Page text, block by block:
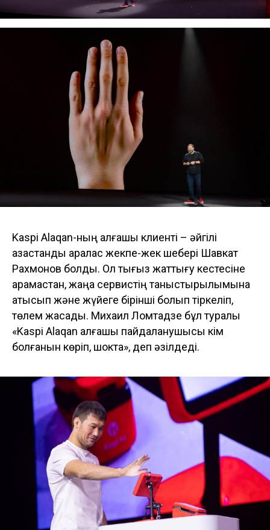
Kaspi Alaqan-ның алғашқы клиенті – әйгілі
қазақстандық аралас жекпе-жек шебері Шавкат
Рахмонов болды. Ол тығыз жаттығу кестесіне
қарамастан, жаңа сервистің таныстырылымына
қатысып және жүйеге бірінші болып тіркеліп,
төлем жасады. Михаил Ломтадзе бұл туралы
«Kaspi Alaqan алғашқы пайдаланушысы кім
болғанын көріп, шокта», деп әзілдеді.